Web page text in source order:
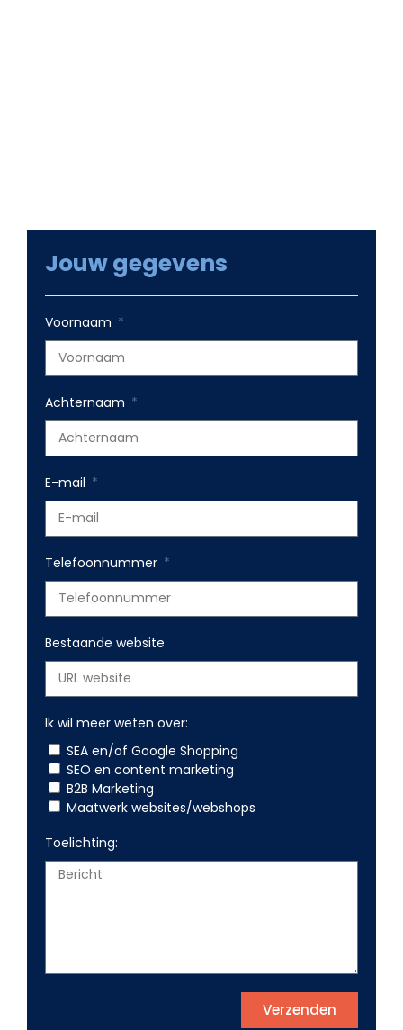
Jouw gegevens
Voornaam
Achternaam
E-mail
Telefoonnummer
Bestaande website
Ik wil meer weten over:
SEA en/of Google Shopping
SEO en content marketing
B2B Marketing
Maatwerk websites/webshops
Toelichting:
Verzenden